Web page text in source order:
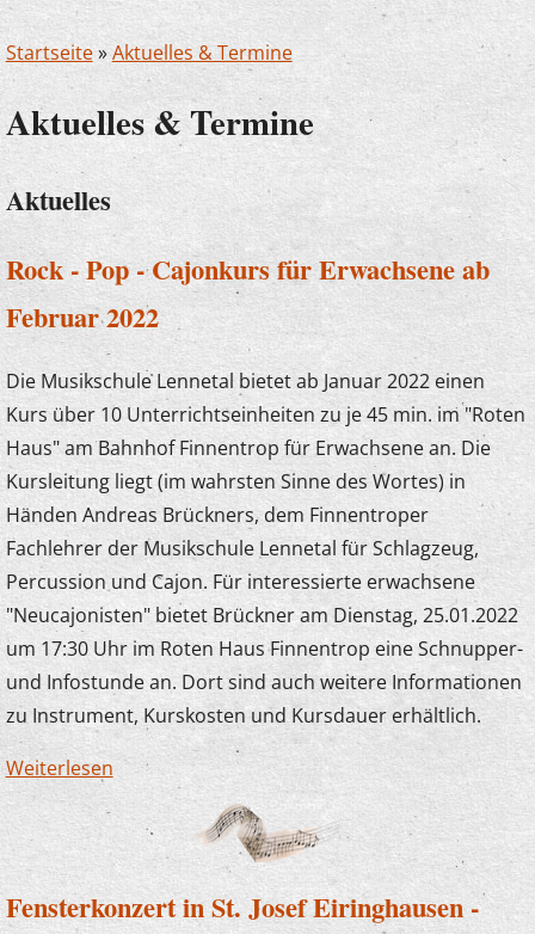
Startseite»Aktuelles & Termine
Aktuelles & Termine
Aktuelles
Rock - Pop - Cajonkurs für Erwachsene ab
Februar 2022
Die Musikschule Lennetal bietet ab Januar 2022 einen
Kurs über 10 Unterrichtseinheiten zu je 45 min. im "Roten
Haus" am Bahnhof Finnentrop für Erwachsene an. Die
Kursleitung liegt (im wahrsten Sinne des Wortes) in
Händen Andreas Brückners, dem Finnentroper
Fachlehrer der Musikschule Lennetal für Schlagzeug,
Percussion und Cajon. Für interessierte erwachsene
"Neucajonisten" bietet Brückner am Dienstag, 25.01.2022
um 17:30 Uhr im Roten Haus Finnentrop eine Schnupper-
und Infostunde an. Dort sind auch weitere Informationen
zu Instrument, Kurskosten und Kursdauer erhältlich.
Weiterlesen über Rock - Pop - Cajonkurs für Erwachsene
ab Februar 2022
Fensterkonzert in St. Josef Eiringhausen -